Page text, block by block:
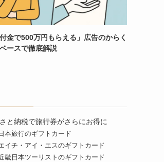
付金で500万円もらえる」広告のからく
ースで徹底解説
と納税で旅行券がさらにお得に
日本旅行のギフトカード
イチ・アイ・エスのギフトカード
畿日本ツーリストのギフトカード